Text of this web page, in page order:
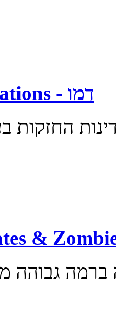
Pride of Nations - דמו